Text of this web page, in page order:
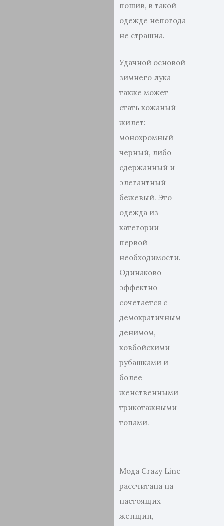
пошив, в такой
одежде непогода
не страшна.
Удачной основой
зимнего лука
также может
стать кожаный
жилет:
монохромный
черный, либо
сдержанный и
элегантный
бежевый. Это
одежда из
категории
первой
необходимости.
Одинаково
эффектно
сочетается с
демократичным
денимом,
ковбойскими
рубашками и
более
женственными
трикотажными
топами.
Мода Crazy Line
рассчитана на
настоящих
женщин,